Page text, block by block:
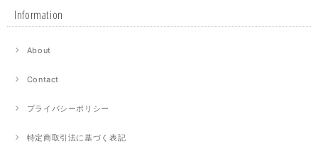
Information
About
Contact
プライバシーポリシー
特定商取引法に基づく表記